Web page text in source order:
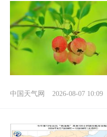
中国天气网 2026-08-07 10:09